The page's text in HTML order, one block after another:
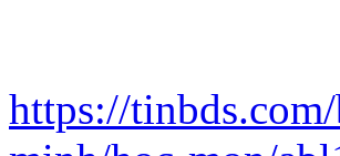
https://